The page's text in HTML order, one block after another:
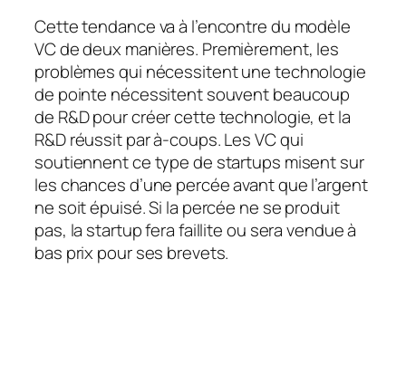
Cette tendance va à l’encontre du modèle
VC de deux manières. Premièrement, les
problèmes qui nécessitent une technologie
de pointe nécessitent souvent beaucoup
de R&D pour créer cette technologie, et la
R&D réussit par à-coups. Les VC qui
soutiennent ce type de startups misent sur
les chances d’une percée avant que l’argent
ne soit épuisé. Si la percée ne se produit
pas, la startup fera faillite ou sera vendue à
bas prix pour ses brevets.